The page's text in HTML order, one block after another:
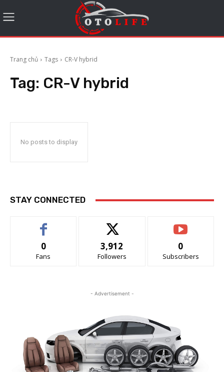
Trang chủ Tags CR-V hybrid
Tag: CR-V hybrid
No posts to display
STAY CONNECTED
0
Fans
3,912
Followers
0
Subscribers
- Advertisement -